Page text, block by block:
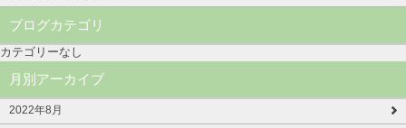
ブログカテゴリ
カテゴリーなし
月別アーカイブ
2022年8月